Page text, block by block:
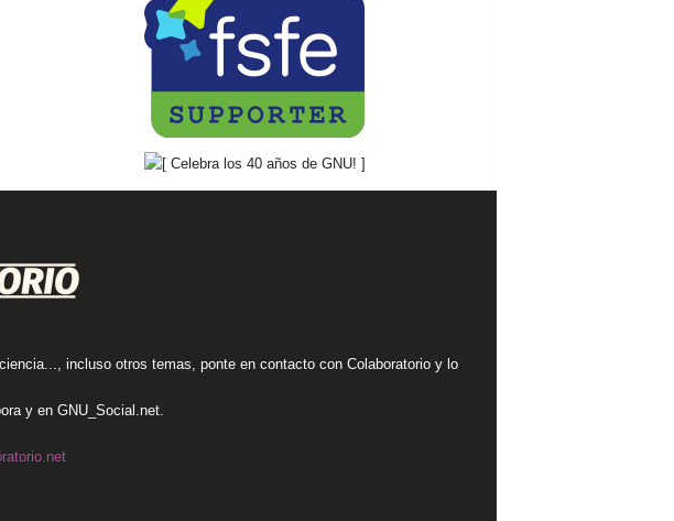
incluso otros temas, ponte en contacto con Colaboratorio y lo
y en GNU_Social.net.